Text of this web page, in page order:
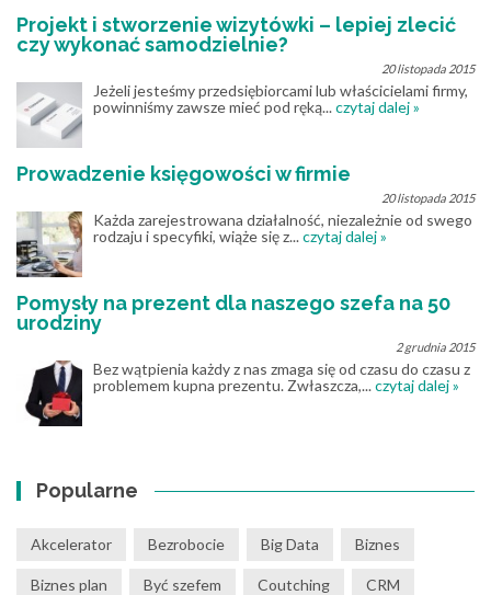
Projekt i stworzenie wizytówki – lepiej zlecić
czy wykonać samodzielnie?
20 listopada 2015
Jeżeli jesteśmy przedsiębiorcami lub właścicielami firmy,
powinniśmy zawsze mieć pod ręką...czytaj dalej »
Prowadzenie księgowości w firmie
20 listopada 2015
Każda zarejestrowana działalność, niezależnie od swego
rodzaju i specyfiki, wiąże się z...czytaj dalej »
Pomysły na prezent dla naszego szefa na 50
urodziny
2 grudnia 2015
Bez wątpienia każdy z nas zmaga się od czasu do czasu z
problemem kupna prezentu. Zwłaszcza,...czytaj dalej »
Popularne
Akcelerator Bezrobocie Big Data Biznes
Biznes plan Być szefem Coutching CRM